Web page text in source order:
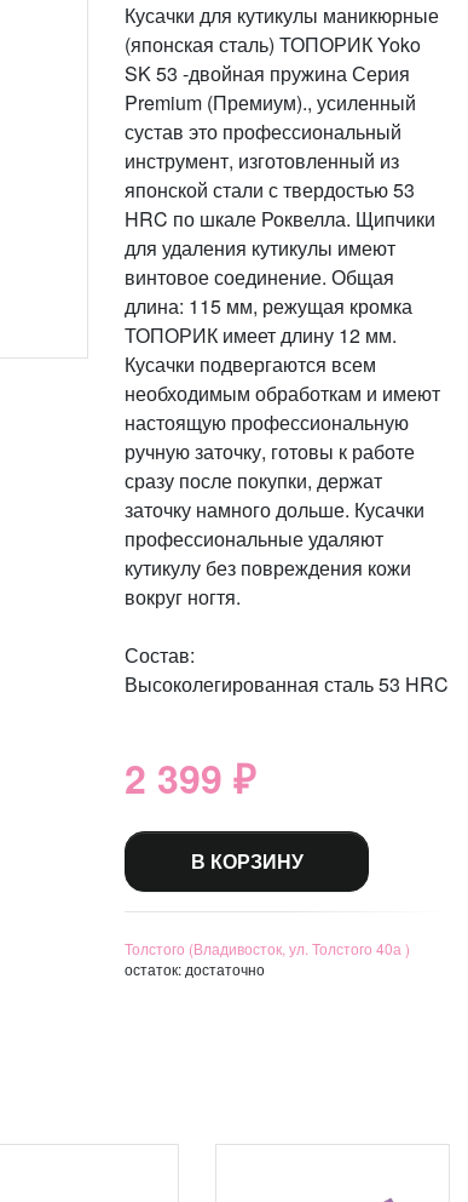
Кусачки для кутикулы маникюрные
(японская сталь) ТОПОРИК Yoko
SK 53 -двойная пружина Серия
Premium (Премиум)., усиленный
сустав это профессиональный
инструмент, изготовленный из
японской стали с твердостью 53
HRC по шкале Роквелла. Щипчики
для удаления кутикулы имеют
винтовое соединение. Общая
длина: 115 мм, режущая кромка
ТОПОРИК имеет длину 12 мм.
Кусачки подвергаются всем
необходимым обработкам и имеют
настоящую профессиональную
ручную заточку, готовы к работе
сразу после покупки, держат
заточку намного дольше. Кусачки
профессиональные удаляют
кутикулу без повреждения кожи
вокруг ногтя.
Состав:
Высоколегированная сталь 53 HRC
2 399 ₽
В КОРЗИНУ
Толстого (Владивосток, ул. Толстого 40а )
остаток:достаточно